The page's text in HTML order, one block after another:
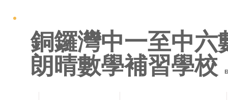
銅鑼灣中一至中六
朗晴數學補習學校